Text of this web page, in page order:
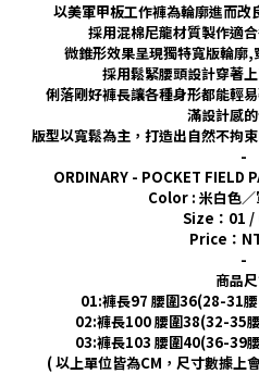
以美軍甲板工作褲為輪廓進而改
採用混棉尼龍材質製作適
微錐形效果呈現獨特寬版輪廓,
採用鬆緊腰頭設計穿著
俐落剛好褲長讓各種身形都能輕
滿設計感的
版型以寬鬆為主，打造出自然不拘
-
ORDINARY - POCKET FIELD
Color : 米白色／
Size：01 /
Price：
-
商品
01:褲長97 腰圍36(28-31
02:褲長100 腰圍38(32-35
03:褲長103 腰圍40(36-39
(以上單位皆為CM ，尺寸數據上